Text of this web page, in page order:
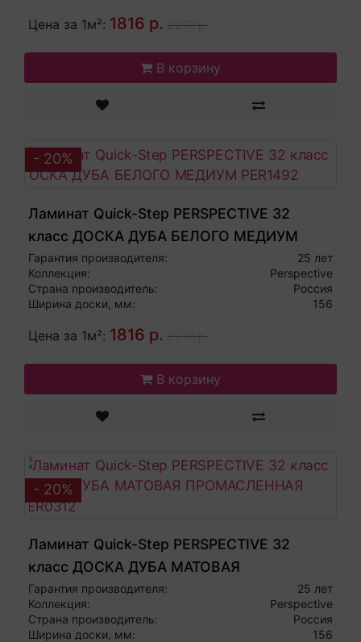
Цена за 1м²: 1816 р. 2270 р.
В корзину
- 20%
Ламинат Quick-Step PERSPECTIVE 32
класс ДОСКА ДУБА БЕЛОГО МЕДИУМ
PER1492
Гарантия производителя:
25 лет
Коллекция:
Perspective
Страна производитель:
Россия
Ширина доски, мм:
156
Цена за 1м²: 1816 р. 2270 р.
В корзину
- 20%
Ламинат Quick-Step PERSPECTIVE 32
класс ДОСКА ДУБА МАТОВАЯ
ПРОМАСЛЕННАЯ PER0312
Гарантия производителя:
25 лет
Коллекция:
Perspective
Страна производитель:
Россия
Ширина доски, мм:
156